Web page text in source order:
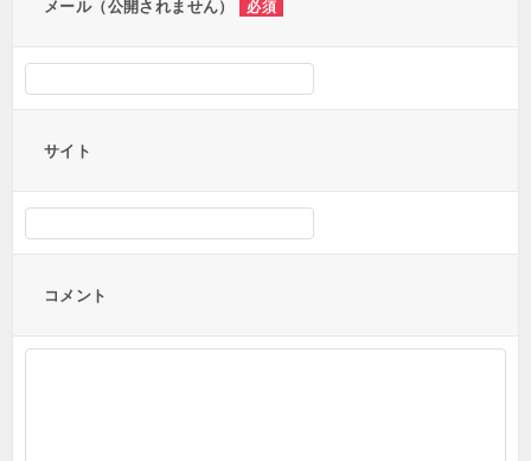
メール（公開されません） 必須
サイト
コメント